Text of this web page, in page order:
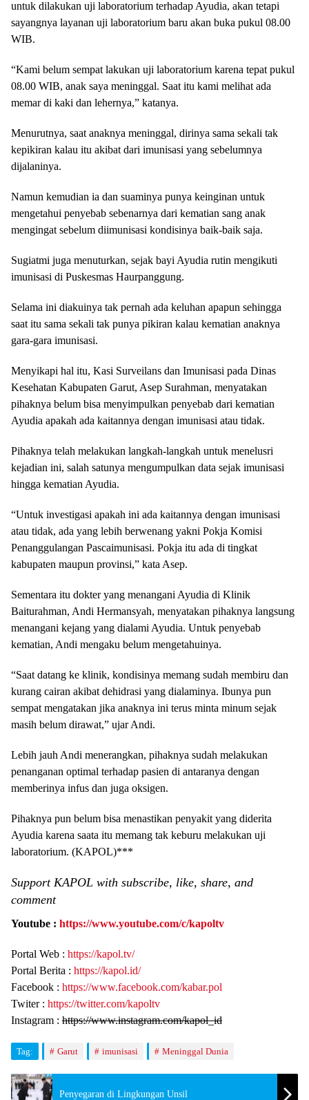
untuk dilakukan uji laboratorium terhadap Ayudia, akan tetapi
sayangnya layanan uji laboratorium baru akan buka pukul 08.00
WIB.
“Kami belum sempat lakukan uji laboratorium karena tepat pukul
08.00 WIB, anak saya meninggal. Saat itu kami melihat ada
memar di kaki dan lehernya,” katanya.
Menurutnya, saat anaknya meninggal, dirinya sama sekali tak
kepikiran kalau itu akibat dari imunisasi yang sebelumnya
dijalaninya.
Namun kemudian ia dan suaminya punya keinginan untuk
mengetahui penyebab sebenarnya dari kematian sang anak
mengingat sebelum diimunisasi kondisinya baik-baik saja.
Sugiatmi juga menuturkan, sejak bayi Ayudia rutin mengikuti
imunisasi di Puskesmas Haurpanggung.
Selama ini diakuinya tak pernah ada keluhan apapun sehingga
saat itu sama sekali tak punya pikiran kalau kematian anaknya
gara-gara imunisasi.
Menyikapi hal itu, Kasi Surveilans dan Imunisasi pada Dinas
Kesehatan Kabupaten Garut, Asep Surahman, menyatakan
pihaknya belum bisa menyimpulkan penyebab dari kematian
Ayudia apakah ada kaitannya dengan imunisasi atau tidak.
Pihaknya telah melakukan langkah-langkah untuk menelusri
kejadian ini, salah satunya mengumpulkan data sejak imunisasi
hingga kematian Ayudia.
“Untuk investigasi apakah ini ada kaitannya dengan imunisasi
atau tidak, ada yang lebih berwenang yakni Pokja Komisi
Penanggulangan Pascaimunisasi. Pokja itu ada di tingkat
kabupaten maupun provinsi,” kata Asep.
Sementara itu dokter yang menangani Ayudia di Klinik
Baiturahman, Andi Hermansyah, menyatakan pihaknya langsung
menangani kejang yang dialami Ayudia. Untuk penyebab
kematian, Andi mengaku belum mengetahuinya.
“Saat datang ke klinik, kondisinya memang sudah membiru dan
kurang cairan akibat dehidrasi yang dialaminya. Ibunya pun
sempat mengatakan jika anaknya ini terus minta minum sejak
masih belum dirawat,” ujar Andi.
Lebih jauh Andi menerangkan, pihaknya sudah melakukan
penanganan optimal terhadap pasien di antaranya dengan
memberinya infus dan juga oksigen.
Pihaknya pun belum bisa menastikan penyakit yang diderita
Ayudia karena saata itu memang tak keburu melakukan uji
laboratorium. (KAPOL)***
Support KAPOL with subscribe, like, share, and
comment
Youtube : https://www.youtube.com/c/kapoltv
Portal Web : https://kapol.tv/
Portal Berita : https://kapol.id/
Facebook : https://www.facebook.com/kabar.pol
Twiter : https://twitter.com/kapoltv
Instagram : https://www.instagram.com/kapol_id
Tag: Garut imunisasi Meninggal Dunia
Penyegaran di Lingkungan Unsil